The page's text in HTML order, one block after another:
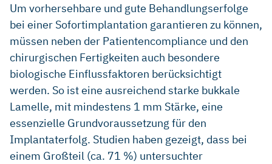
Um vorhersehbare und gute Behandlungserfolge
bei einer Sofortimplantation garantieren zu können,
müssen neben der Patientencompliance und den
chirurgischen Fertigkeiten auch besondere
biologische Einflussfaktoren berücksichtigt
werden. So ist eine ausreichend starke bukkale
Lamelle, mit mindestens 1 mm Stärke, eine
essenzielle Grundvoraussetzung für den
Implantaterfolg. Studien haben gezeigt, dass bei
einem Großteil (ca. 71 %) untersuchter